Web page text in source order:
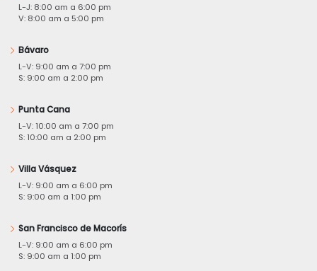
L-J: 8:00 am a 6:00 pm
V: 8:00 am a 5:00 pm
Bávaro
L-V: 9:00 am a 7:00 pm
S: 9:00 am a 2:00 pm
Punta Cana
L-V: 10:00 am a 7:00 pm
S: 10:00 am a 2:00 pm
Villa Vásquez
L-V: 9:00 am a 6:00 pm
S: 9:00 am a 1:00 pm
San Francisco de Macorís
L-V: 9:00 am a 6:00 pm
S: 9:00 am a 1:00 pm